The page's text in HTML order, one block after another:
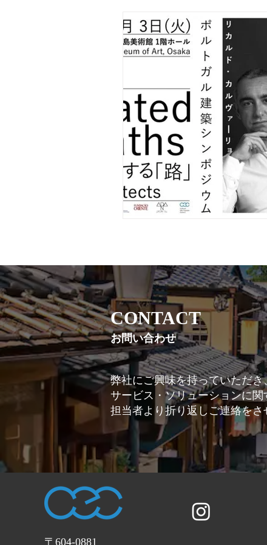
CONTACT
お問い合わせ
弊社にご興味を持っていただ
サービス・ソリューションに
担当者より折り返しご連絡を
〒604-0881